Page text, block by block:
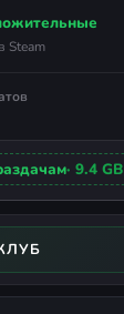
Steam
· 9.4 GB